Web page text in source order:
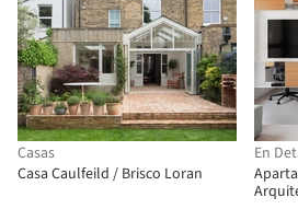
Casas
Casa Caulfeild / Brisco Loran
En